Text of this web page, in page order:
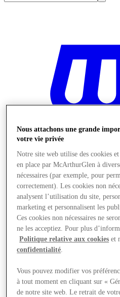
Magasins
Nous attachons une grande
votre vie privée
Notre site web utilise des cookies
en place par McArthurGlen à
nécessaires (par exemple, pour
correctement). Les cookies non
analysent l’utilisation du site,
marketing et personnalisent les
Ces cookies non nécessaires ne
ne les acceptiez. Pour plus
Politique relative aux cookies et
confidentialité.
Vous pouvez modifier vos
à tout moment en cliquant sur «
de notre site web. Le retrait de